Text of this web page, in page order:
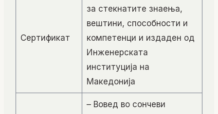
Сертификат
за стекнатите знаења,
вештини, способности и
компетенци и издаден од
Инженерската
институција на
Македонија
– Вовед во сончеви